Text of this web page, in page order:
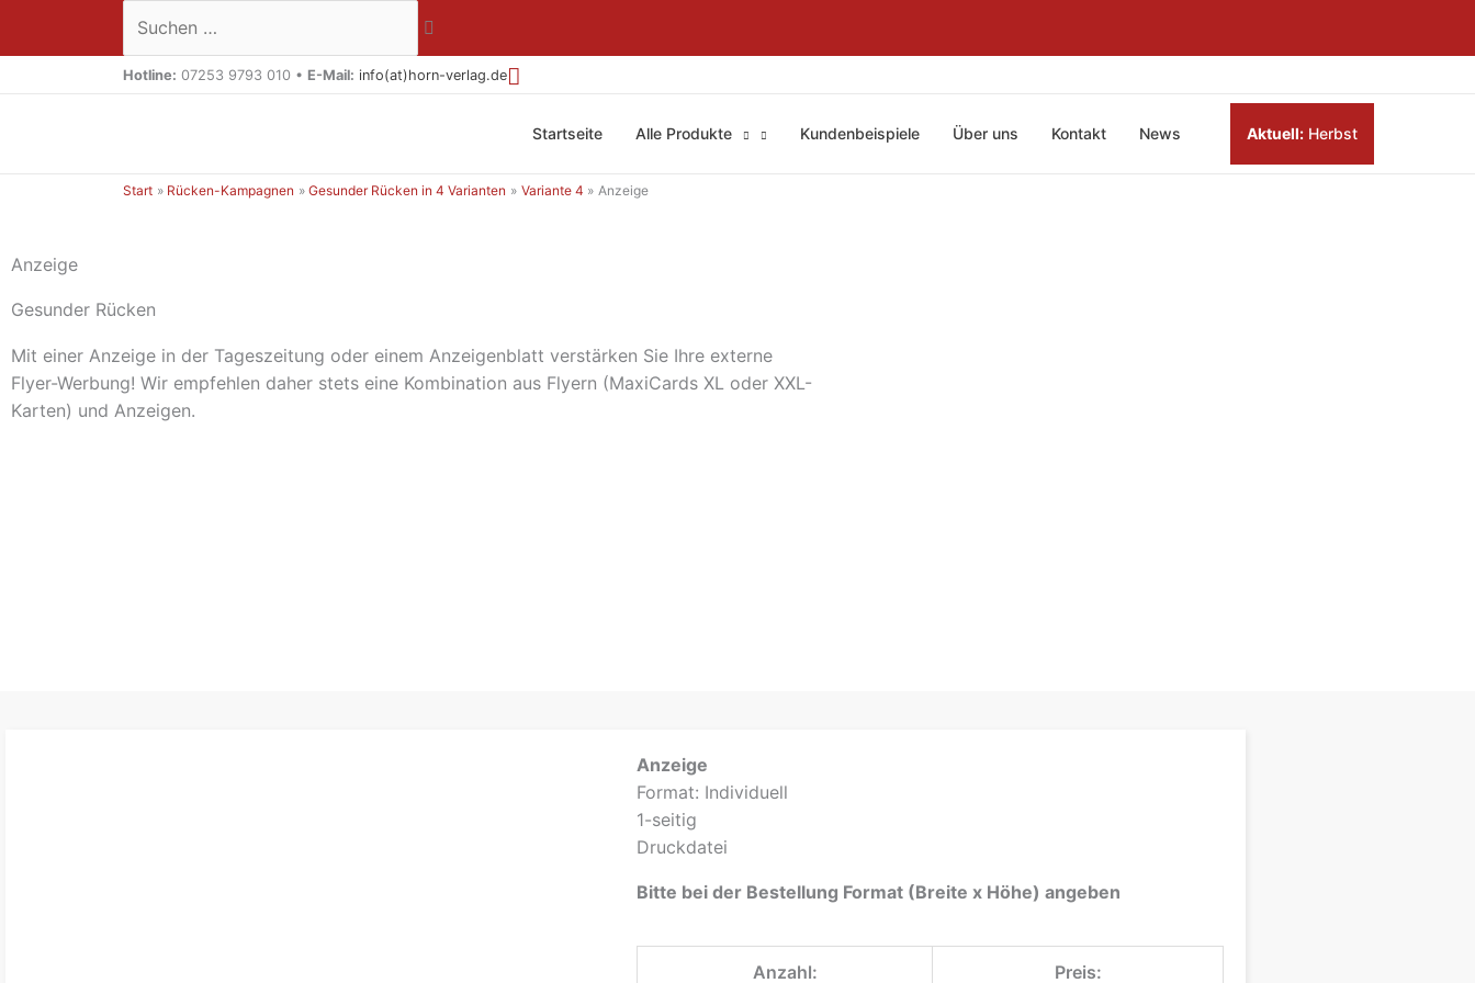
Suchen …
Hotline: 07253 9793 010 • E-Mail: info(at)horn-verlag.de
Startseite Alle Produkte Kundenbeispiele Über uns Kontakt News Aktuell: Herbst
Start Rücken-Kampagnen Gesunder Rücken in 4 Varianten Variante 4 Anzeige
Anzeige
Gesunder Rücken
Mit einer Anzeige in der Tageszeitung oder einem Anzeigenblatt verstärken Sie Ihre externe
Flyer-Werbung! Wir empfehlen daher stets eine Kombination aus Flyern (MaxiCards XL oder XXL-
Karten) und Anzeigen.
Anzeige
Format: Individuell
1-seitig
Druckdatei
Bitte bei der Bestellung Format (Breite x Höhe) angeben
Anzahl: Preis: